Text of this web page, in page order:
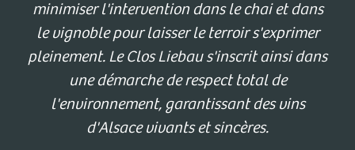
minimiser l'intervention dans le chai et dans
le vignoble pour laisser le terroir s'exprimer
pleinement. Le Clos Liebau s'inscrit ainsi dans
une démarche de respect total de
l'environnement, garantissant des vins
d'Alsace vivants et sincères.